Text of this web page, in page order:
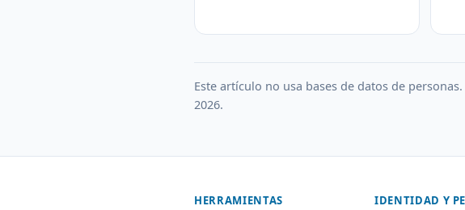
Este artículo no usa bases de datos de
2026.
HERRAMIENTAS IDENTIDAD Y